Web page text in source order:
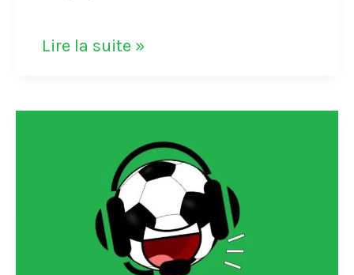
La
large
l'histoire
Lire la suite »